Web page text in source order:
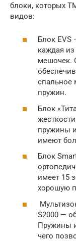
блоки, которых
видов:
Блок EVS
каждая
мешочек.
спальное
пружин.
Блок
пружины
имеют
Блок
имеет 15
хорошую
S2000 —
Пружины
чего